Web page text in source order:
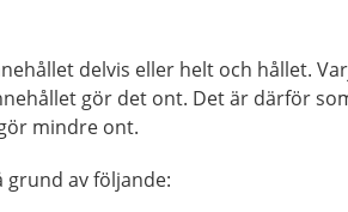
delvis eller helt och hållet.
gör det ont. Det är därför
mindre ont.
av följande: